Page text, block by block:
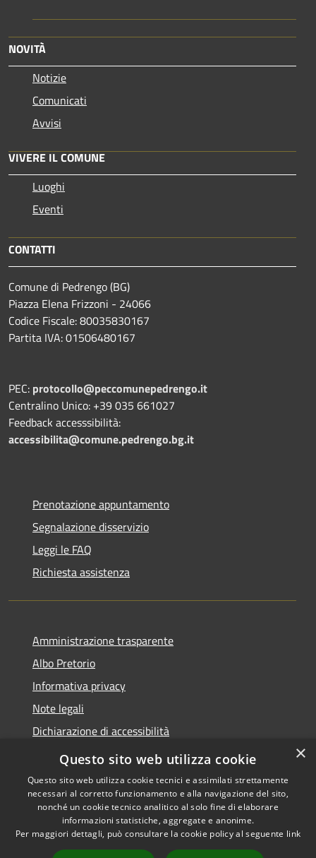
NOVITÀ
Notizie
Comunicati
Avvisi
VIVERE IL COMUNE
Luoghi
Eventi
CONTATTI
Comune di Pedrengo (BG)
Piazza Elena Frizzoni - 24066
Codice Fiscale: 80035830167
Partita IVA: 01506480167
PEC: protocollo@peccomunepedrengo.it
Centralino Unico: +39 035 661027
Feedback accesssibilità:
accessibilita@comune.pedrengo.bg.it
Prenotazione appuntamento
Segnalazione disservizio
Leggi le FAQ
Richiesta assistenza
Amministrazione trasparente
Albo Pretorio
Informativa privacy
Note legali
Dichiarazione di accessibilità
Area riservata dipendenti
Accessibilità
Copyright © 2026 • Comune di
Pedrengo • Powered by
×
Questo sito web utilizza cookie
Questo sito web utilizza cookie tecnici e assimilati strettamente
necessari al corretto funzionamento e alla navigazione del sito,
nonché un cookie tecnico analitico al solo fine di elaborare
informazioni statistiche, aggregate e anonime.
Per maggiori dettagli, può consultare la cookie policy al seguente link